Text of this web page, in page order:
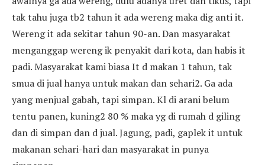
tak tahu juga tb2 tahun it ada wereng maka dig anti it.
Wereng it ada sekitar tahun 90-an. Dan masyarakat
menganggap wereng ik penyakit dari kota, dan habis it
padi. Masyarakat kami biasa It d makan 1 tahun, tak
smua di jual hanya untuk makan dan sehari2. Ga ada
yang menjual gabah, tapi simpan. Kl di arani belum
tentu panen, kuning2 80 % maka yg di rumah d giling
dan di simpan dan d jual. Jagung, padi, gaplek it untuk
makanan sehari-hari dan masyarakat in punya